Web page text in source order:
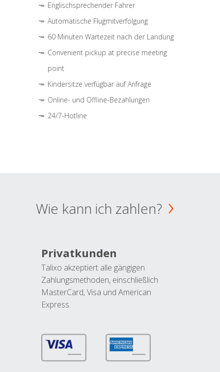
Englischsprechender Fahrer
Automatische Flugmitverfolgung
60 Minuten Wartezeit nach der Landung
Convenient pickup at precise meeting
point
Kindersitze verfügbar auf Anfrage
Online- und Offline-Bezahlungen
24/7-Hotline
Wie kann ich zahlen?
Privatkunden
Talixo akzeptiert alle gängigen
Zahlungsmethoden, einschließlich
MasterCard, Visa und American
Express.